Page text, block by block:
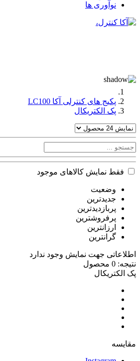
نوآوری ها
پکیج های کنترلی آکا LC100
پک الکتریکال
فقط نمایش کالاهای موجود
وضعیت
جدیدترین
پربازدیدترین
پرفروشترین
ارزانترین
گرانترین
اطلاعاتی جهت نمایش وجود ندارد
نتیجه: 0 محصول
پک الکتریکال
مقایسه